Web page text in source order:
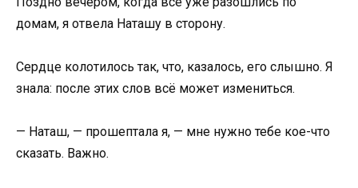
домам, я отвела Наташу в сторону.
Сердце колотилось так, что, казалось, его слышно. Я
знала: после этих слов всё может измениться.
— Наташ, — прошептала я, — мне нужно тебе кое-что
сказать. Важно.